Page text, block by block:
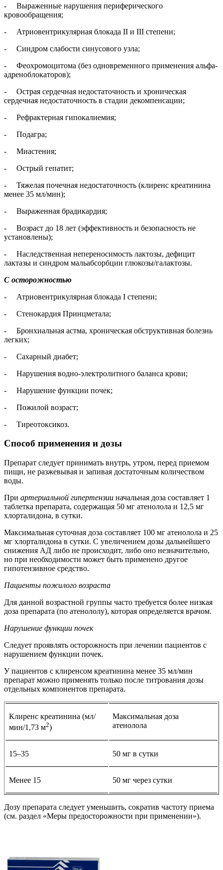
- Выраженные нарушения периферического
кровообращения;
- Атриовентрикулярная блокада II и III степени;
- Синдром слабости синусового узла;
- Феохромоцитома (без одновременного применения альфа-
адреноблокаторов);
- Острая сердечная недостаточность и хроническая
сердечная недостаточность в стадии декомпенсации;
- Рефрактерная гипокалиемия;
- Подагра;
- Миастения;
- Острый гепатит;
- Тяжелая почечная недостаточность (клиренс креатинина
менее 35 мл/мин);
- Выраженная брадикардия;
- Возраст до 18 лет (эффективность и безопасность не
установлены);
- Наследственная непереносимость лактозы, дефицит
лактазы и синдром мальабсорбции глюкозы/галактозы.
С осторожностью
- Атриовентрикулярная блокада I степени;
- Стенокардия Принцметала;
- Бронхиальная астма, хроническая обструктивная болезнь
легких;
- Сахарный диабет;
- Нарушения водно-электролитного баланса крови;
- Нарушение функции почек;
- Пожилой возраст;
- Тиреотоксикоз.
Способ применения и дозы
Препарат следует принимать внутрь, утром, перед приемом
пищи, не разжевывая и запивая достаточным количеством
воды.
При артериальной гипертензии начальная доза составляет 1
таблетка препарата, содержащая 50 мг атенолола и 12,5 мг
хлорталидона, в сутки.
Максимальная суточная доза составляет 100 мг атенолола и 25
мг хлорталидона в сутки. С увеличением дозы дальнейшего
снижения АД либо не происходит, либо оно незначительно,
но при необходимости может быть применено другое
гипотензивное средство.
Пациенты пожилого возраста
Для данной возрастной группы часто требуется более низкая
доза препарата (по атенололу), которая определяется врачом.
Нарушение функции почек
Следует проявлять осторожность при лечении пациентов с
нарушением функции почек.
У пациентов с клиренсом креатинина менее 35 мл/мин
препарат можно применять только после титрования дозы
отдельных компонентов препарата.
Клиренс креатинина (мл/
мин/1,73 м2)
Максимальная доза
атенолола
15–35 50 мг в сутки
Менее 15 50 мг через сутки
Дозу препарата следует уменьшить, сократив частоту приема
(см. раздел «Меры предосторожности при применении»).